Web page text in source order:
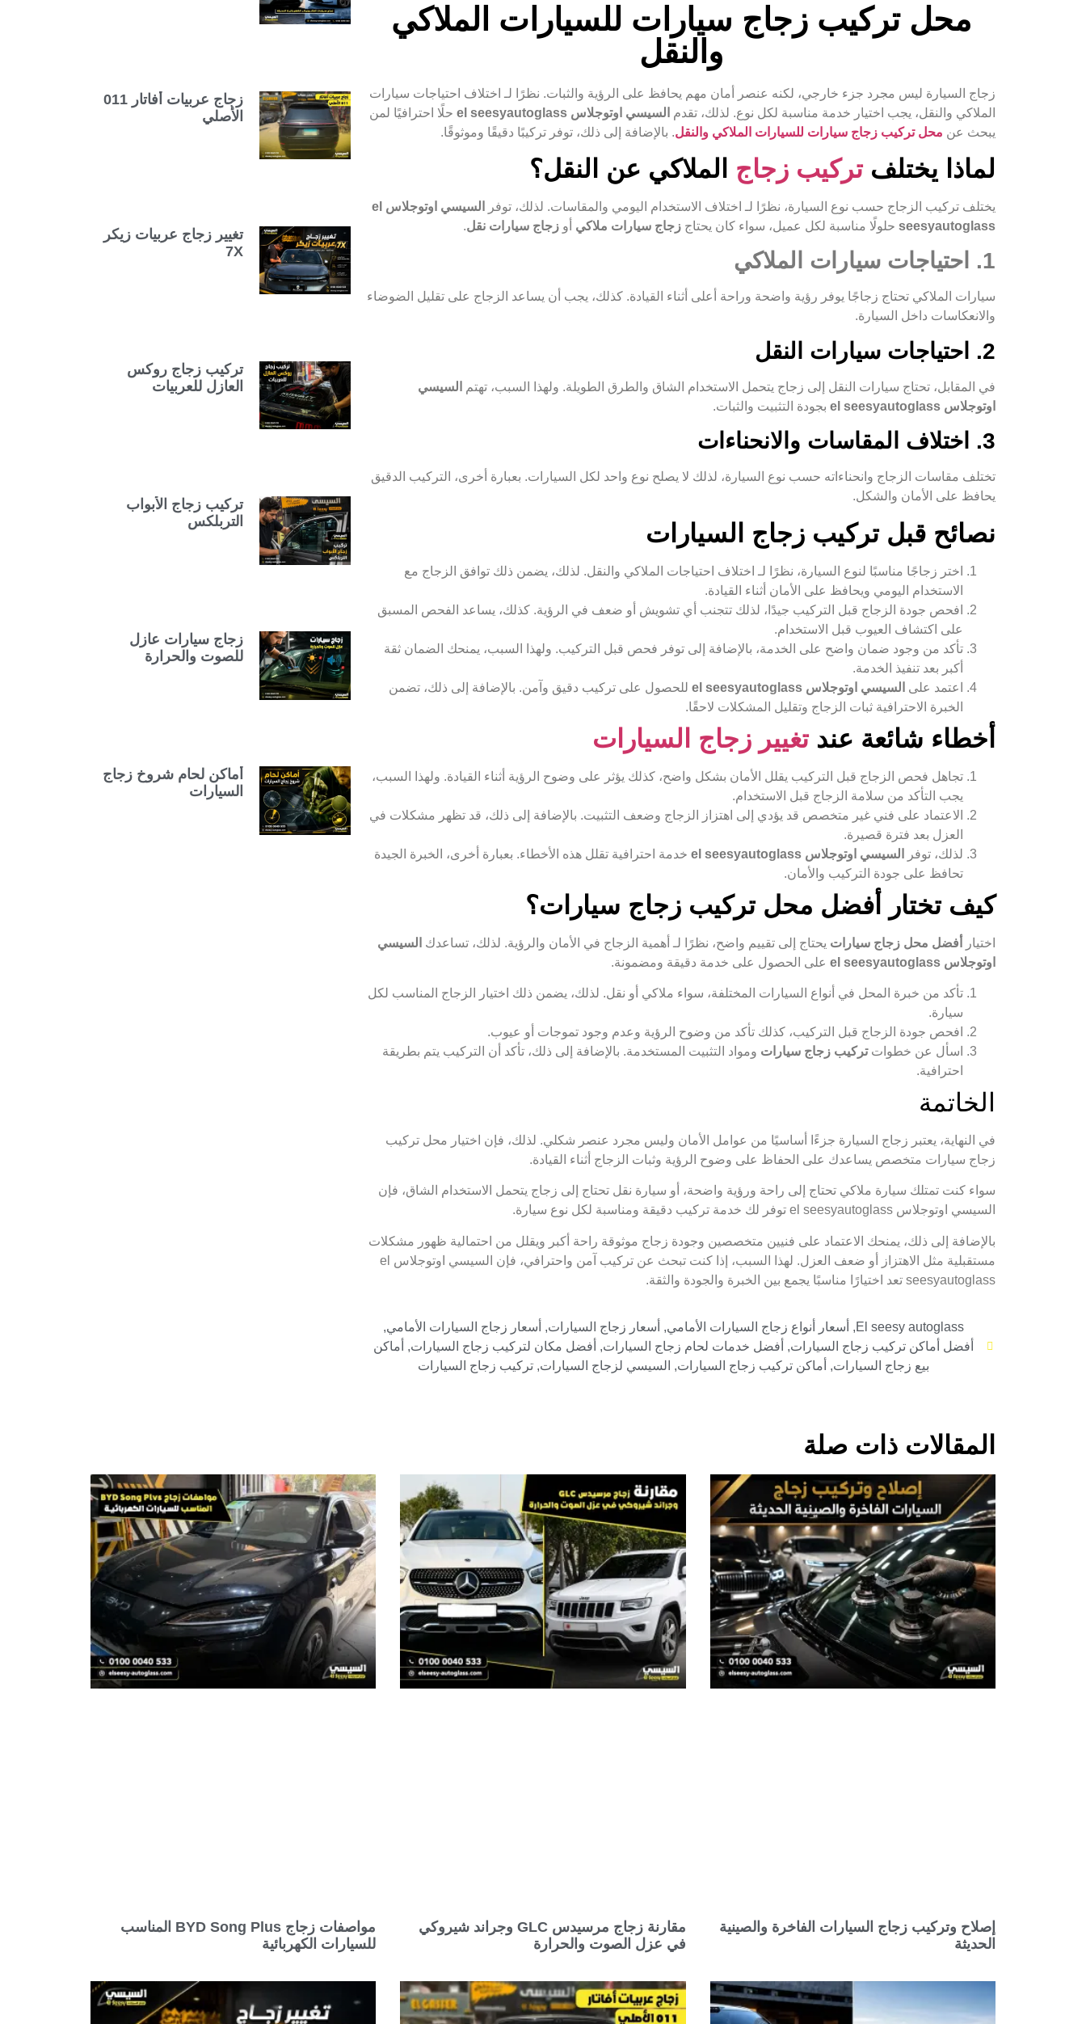
محل تركيب زجاج سيارات للسيارات الملاكي
والنقل
زجاج السيارة ليس مجرد جزء خارجي، لكنه عنصر أمان مهم يحافظ على الرؤية والثبات. نظرًا لـ اختلاف احتياجات سيارات
الملاكي والنقل، يجب اختيار خدمة مناسبة لكل نوع. لذلك، تقدم السيسي اوتوجلاس el seesyautoglass
حلًا احترافيًا لمن
يبحث عن محل تركيب زجاج سيارات للسيارات الملاكي والنقل. بالإضافة إلى ذلك، توفر تركيبًا دقيقًا وموثوقًا.
لماذا يختلف تركيب زجاج الملاكي عن النقل؟
يختلف تركيب الزجاج حسب نوع السيارة، نظرًا لـ اختلاف الاستخدام اليومي والمقاسات. لذلك، توفر
السيسي اوتوجلاس el
seesyautoglass حلولًا مناسبة لكل عميل، سواء كان يحتاج زجاج سيارات ملاكي أو زجاج سيارات نقل.
1. احتياجات سيارات الملاكي
سيارات الملاكي تحتاج زجاجًا يوفر رؤية واضحة وراحة أعلى أثناء القيادة. كذلك، يجب أن يساعد الزجاج على تقليل الضوضاء
والانعكاسات داخل السيارة.
2. احتياجات سيارات النقل
في المقابل، تحتاج سيارات النقل إلى زجاج يتحمل الاستخدام الشاق والطرق الطويلة. ولهذا السبب، تهتم
السيسي
اوتوجلاس el seesyautoglass
بجودة التثبيت والثبات.
3. اختلاف المقاسات والانحناءات
تختلف مقاسات الزجاج وانحناءاته حسب نوع السيارة، لذلك لا يصلح نوع واحد لكل السيارات. بعبارة أخرى، التركيب الدقيق
يحافظ على الأمان والشكل.
نصائح قبل تركيب زجاج السيارات
اختر زجاجًا مناسبًا لنوع السيارة، نظرًا لـ اختلاف احتياجات الملاكي والنقل. لذلك، يضمن ذلك توافق الزجاج مع
الاستخدام اليومي ويحافظ على الأمان أثناء القيادة.
افحص جودة الزجاج قبل التركيب جيدًا، لذلك تتجنب أي تشويش أو ضعف في الرؤية. كذلك، يساعد الفحص المسبق
على اكتشاف العيوب قبل الاستخدام.
تأكد من وجود ضمان واضح على الخدمة، بالإضافة إلى توفر فحص قبل التركيب. ولهذا السبب، يمنحك الضمان ثقة
أكبر بعد تنفيذ الخدمة.
اعتمد على السيسي اوتوجلاس el seesyautoglass
للحصول على تركيب دقيق وآمن. بالإضافة إلى ذلك، تضمن
الخبرة الاحترافية ثبات الزجاج وتقليل المشكلات لاحقًا.
أخطاء شائعة عند تغيير زجاج السيارات
تجاهل فحص الزجاج قبل التركيب يقلل الأمان بشكل واضح، كذلك يؤثر على وضوح الرؤية أثناء القيادة. ولهذا السبب،
يجب التأكد من سلامة الزجاج قبل الاستخدام.
الاعتماد على فني غير متخصص قد يؤدي إلى اهتزاز الزجاج وضعف التثبيت. بالإضافة إلى ذلك، قد تظهر مشكلات في
العزل بعد فترة قصيرة.
لذلك، توفر
السيسي اوتوجلاس el seesyautoglass
خدمة احترافية تقلل هذه الأخطاء. بعبارة أخرى، الخبرة الجيدة
تحافظ على جودة التركيب والأمان.
كيف تختار أفضل محل تركيب زجاج سيارات؟
اختيار أفضل محل زجاج سيارات يحتاج إلى تقييم واضح، نظرًا لـ أهمية الزجاج في الأمان والرؤية. لذلك، تساعدك السيسي
اوتوجلاس el seesyautoglass
على الحصول على خدمة دقيقة ومضمونة.
تأكد من خبرة المحل في أنواع السيارات المختلفة، سواء ملاكي أو نقل. لذلك، يضمن ذلك اختيار الزجاج المناسب لكل
سيارة.
افحص جودة الزجاج قبل التركيب، كذلك تأكد من وضوح الرؤية وعدم وجود تموجات أو عيوب.
اسأل عن خطواتتركيب زجاج سيارات ومواد التثبيت المستخدمة. بالإضافة إلى ذلك، تأكد أن التركيب يتم بطريقة
احترافية.
الخاتمة
في النهاية، يعتبر زجاج السيارة جزءًا أساسيًا من عوامل الأمان وليس مجرد عنصر شكلي. لذلك، فإن اختيار محل تركيب
زجاج سيارات متخصص يساعدك على الحفاظ على وضوح الرؤية وثبات الزجاج أثناء القيادة.
سواء كنت تمتلك سيارة ملاكي تحتاج إلى راحة ورؤية واضحة، أو سيارة نقل تحتاج إلى زجاج يتحمل الاستخدام الشاق، فإن
السيسي اوتوجلاس el seesyautoglass توفر لك خدمة تركيب دقيقة ومناسبة لكل نوع سيارة.
بالإضافة إلى ذلك، يمنحك الاعتماد على فنيين متخصصين وجودة زجاج موثوقة راحة أكبر ويقلل من احتمالية ظهور مشكلات
مستقبلية مثل الاهتزاز أو ضعف العزل. لهذا السبب، إذا كنت تبحث عن تركيب آمن واحترافي، فإن السيسي اوتوجلاس el
seesyautoglass تعد اختيارًا مناسبًا يجمع بين الخبرة والجودة والثقة.
El seesy autoglass
, أسعار أنواع زجاج السيارات الأمامي, أسعار زجاج السيارات, أسعار زجاج السيارات الأمامي,
أفضل أماكن تركيب زجاج السيارات, أفضل خدمات لحام زجاج السيارات, أفضل مكان لتركيب زجاج السيارات, أماكن
بيع زجاج السيارات, أماكن تركيب زجاج السيارات, السيسي لزجاج السيارات, تركيب زجاج السيارات
زجاج عربيات أفاتار 011
الأصلي
تغيير زجاج عربيات زيكر
7X
تركيب زجاج روكس
العازل للعربيات
تركيب زجاج الأبواب
التربلكس
زجاج سيارات عازل
للصوت والحرارة
أماكن لحام شروخ زجاج
السيارات
المقالات ذات صلة
إصلاح وتركيب زجاج السيارات الفاخرة والصينية
الحديثة
مقارنة زجاج مرسيدس GLC وجراند شيروكي
في عزل الصوت والحرارة
مواصفات زجاج BYD Song Plus المناسب
للسيارات الكهربائية